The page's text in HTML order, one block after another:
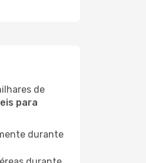
de
para
durante